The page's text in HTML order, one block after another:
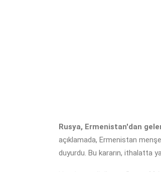
Rusya, Ermenistan'dan
açıklamada, Ermenistan
duyurdu. Bu kararın, ithalatta